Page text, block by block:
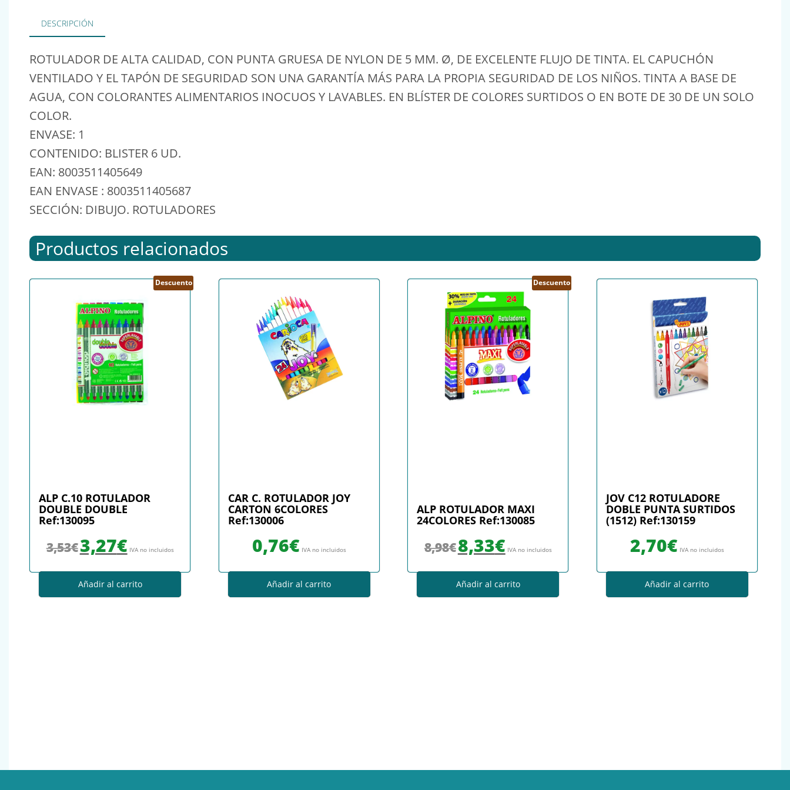
DESCRIPCIÓN
ROTULADOR DE ALTA CALIDAD, CON PUNTA GRUESA DE NYLON DE 5 MM. Ø, DE EXCELENTE FLUJO DE TINTA. EL CAPUCHÓN
VENTILADO Y EL TAPÓN DE SEGURIDAD SON UNA GARANTÍA MÁS PARA LA PROPIA SEGURIDAD DE LOS NIÑOS. TINTA A BASE DE
AGUA, CON COLORANTES ALIMENTARIOS INOCUOS Y LAVABLES. EN BLÍSTER DE COLORES SURTIDOS O EN BOTE DE 30 DE UN SOLO
COLOR.
ENVASE: 1
CONTENIDO: BLISTER 6 UD.
EAN: 8003511405649
EAN ENVASE : 8003511405687
SECCIÓN: DIBUJO. ROTULADORES
Productos relacionados
Descuento
ALP C.10 ROTULADOR
DOUBLE DOUBLE
Ref:130095
3,53€3,27€ IVA no incluidos
Añadir al carrito
CAR C. ROTULADOR JOY
CARTON 6COLORES
Ref:130006
0,76€ IVA no incluidos
Añadir al carrito
Descuento
ALP ROTULADOR MAXI
24COLORES Ref:130085
8,98€8,33€ IVA no incluidos
Añadir al carrito
JOV C12 ROTULADORE
DOBLE PUNTA SURTIDOS
(1512) Ref:130159
2,70€ IVA no incluidos
Añadir al carrito